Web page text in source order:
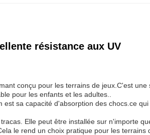
résistance aux UV
conçu pour les terrains de jeux.C'est une
pour les enfants et les adultes..
sa capacité d'absorption des chocs.ce
Elle peut être installée sur n'importe
le rend un choix pratique pour les terrains